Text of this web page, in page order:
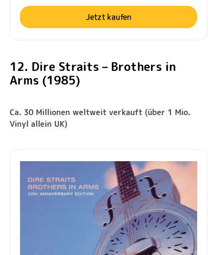
Jetzt kaufen
12. Dire Straits – Brothers in
Arms (1985)
Ca. 30 Millionen weltweit verkauft (über 1 Mio.
Vinyl allein UK)